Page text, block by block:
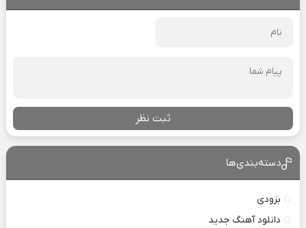
ثبت نظر
دسته‌بندی‌ها
بزودی
دانلود آهنگ جدید